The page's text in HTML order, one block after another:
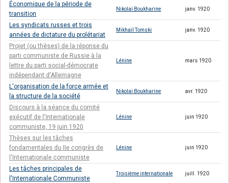
Économique de la période de
transition
Nikolaï Boukharine janv. 1920
Les syndicats russes et trois
années de dictature du prolétariat
Mikhaïl Tomski janv. 1920
Projet (ou thèses) de la réponse du
parti communiste de Russie à la
lettre du parti social-démocrate
indépendant d'Allemagne
Lénine mars 1920
L'organisation de la force armée et
la structure de la société
Nikolaï Boukharine avr. 1920
Discours à la séance du comité
exécutif de l'Internationale
communiste, 19 juin 1920
Lénine juin 1920
Thèses sur les tâches
fondamentales du IIe congrès de
l'Internationale communiste
Lénine juin 1920
Les tâches principales de
l'Internationale Communiste
Troisième internationale juill. 1920